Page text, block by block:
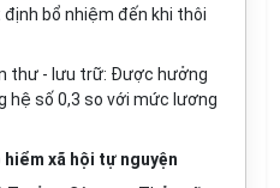
bổ nhiệm đến khi thôi
thư - lưu trữ: Được hưởng
hệ số 0,3 so với mức lương
xã hội tự nguyện